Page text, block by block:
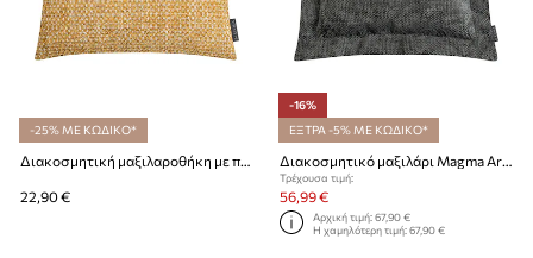
-25% ΜΕ ΚΩΔΙΚΟ*
22,90 €
-16%
ΕΞΤΡΑ -5% ΜΕ ΚΩΔΙΚΟ*
Τρέχουσα τιμή:
56,99 €
Αρχική τιμή:67,90 €
Η χαμηλότερη τιμή:67,90 €